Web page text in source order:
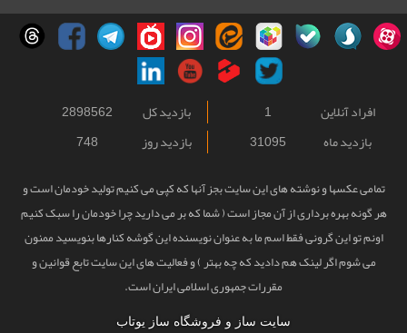
افراد آنلاین 1 بازدید کل
2898562
بازدید ماه
31095 بازدید روز 748
تمامی عکسها و نوشته های این سایت بجز آنها که کپی می کنیم تولید خودمان است و
هر گونه بهره برداری از آن مجاز است ( شما که بر می دارید چرا خودمان را سبک کنیم
اونم تو این گرونی فقط اسم ما به عنوان نویسنده این گوشه کنارها بنویسید ممنون
می شوم اگر لینک هم دادید که چه بهتر ) و فعالیت های این سایت تابع قوانین و
مقررات جمهوری اسلامی ایران است.
سایت ساز و فروشگاه ساز یوتاب